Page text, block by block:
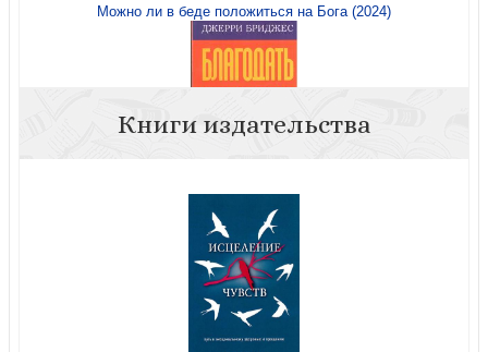
Можно ли в беде положиться на Бога (2024)
Благодать преображающая
Книги издательства